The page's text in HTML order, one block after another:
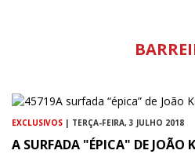
EXCLUSIVOS | TERÇA-FEIRA, 3 JULHO 2018
A SURFADA "ÉPICA" DE JOÃO